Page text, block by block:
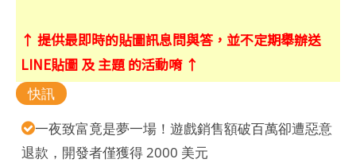
↑ 提供最即時的貼圖訊息問與答，並不定期舉辦送
LINE貼圖 及 主題 的活動唷 ↑
快訊
一夜致富竟是夢一場！遊戲銷售額破百萬卻遭惡意
退款，開發者僅獲得 2000 美元